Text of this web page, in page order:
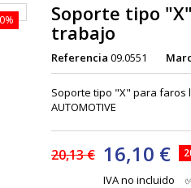
Soporte tipo
trabajo
Referencia 09.0551
Soporte tipo "X" para faros
AUTOMOTIVE
20,13 € 16,10 €
IVA no incluido